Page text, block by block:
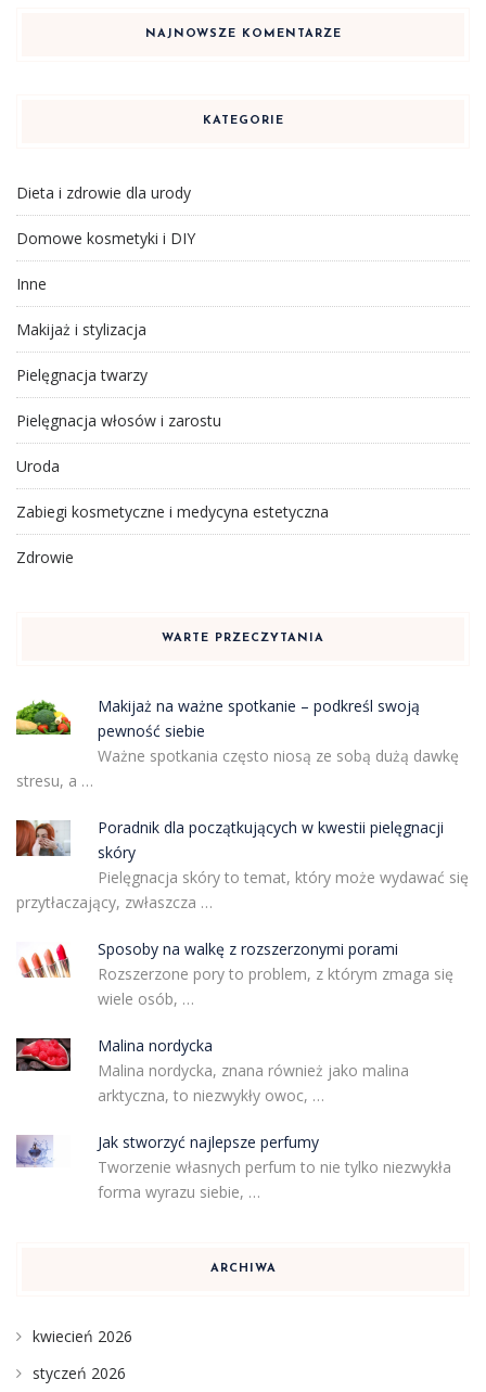
NAJNOWSZE KOMENTARZE
KATEGORIE
Dieta i zdrowie dla urody
Domowe kosmetyki i DIY
Inne
Makijaż i stylizacja
Pielęgnacja twarzy
Pielęgnacja włosów i zarostu
Uroda
Zabiegi kosmetyczne i medycyna estetyczna
Zdrowie
WARTE PRZECZYTANIA
Makijaż na ważne spotkanie – podkreśl swoją
pewność siebie
Ważne spotkania często niosą ze sobą dużą dawkę
stresu, a …
Poradnik dla początkujących w kwestii pielęgnacji
skóry
Pielęgnacja skóry to temat, który może wydawać się
przytłaczający, zwłaszcza …
Sposoby na walkę z rozszerzonymi porami
Rozszerzone pory to problem, z którym zmaga się
wiele osób, …
Malina nordycka
Malina nordycka, znana również jako malina
arktyczna, to niezwykły owoc, …
Jak stworzyć najlepsze perfumy
Tworzenie własnych perfum to nie tylko niezwykła
forma wyrazu siebie, …
ARCHIWA
kwiecień 2026
styczeń 2026